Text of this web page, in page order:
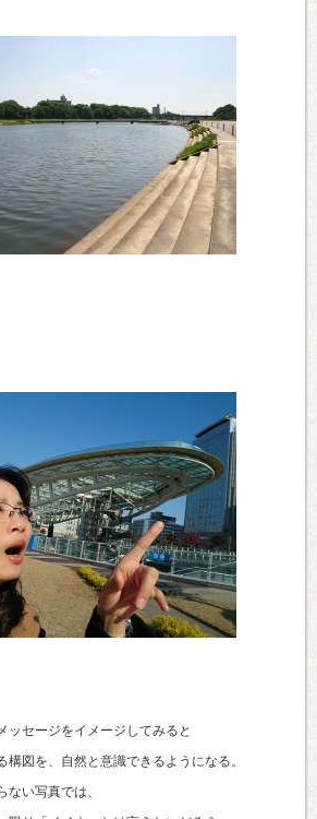
ッセージをイメージしてみると
図を、自然と意識できるようになる。
い写真では、